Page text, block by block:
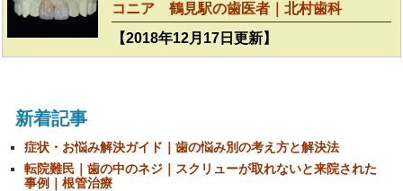
コニア 鶴見駅の歯医者｜北村歯科
【2018年12月17日更新】
新着記事
症状・お悩み解決ガイド｜歯の悩み別の考え方と解決法
転院難民｜歯の中のネジ｜スクリューが取れないと来院された
事例｜根管治療